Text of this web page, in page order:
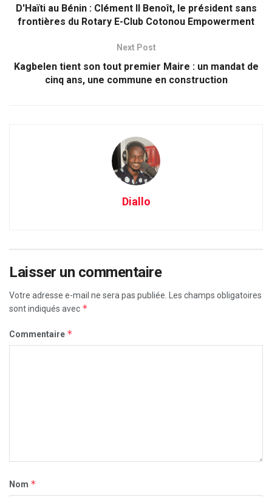
D'Haïti au Bénin : Clément II Benoît, le président sans
frontières du Rotary E-Club Cotonou Empowerment
Next Post
Kagbelen tient son tout premier Maire : un mandat de
cinq ans, une commune en construction
Diallo
Laisser un commentaire
Votre adresse e-mail ne sera pas publiée. Les champs obligatoires
sont indiqués avec *
Commentaire *
Nom *